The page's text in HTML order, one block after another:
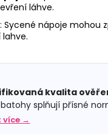
láhve.
: Sycené nápoje mohou
kvalita
batohy splňují přísné
více →